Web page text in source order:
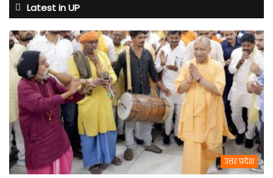
अभ्यास
मैच
में
पसीना
बहाएगी
टीम
इंडिया
Latest in UP
उत्तर प्रदेश